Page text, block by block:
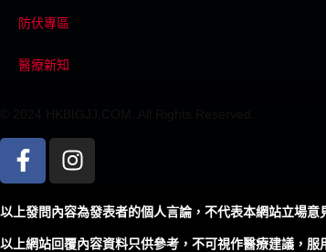
防伏專區
醫療新知
以上發問內容為發表者的個人言論，不代表本網站立場意
以上網站回覆內容資料只供參考，不可視作醫療建議，